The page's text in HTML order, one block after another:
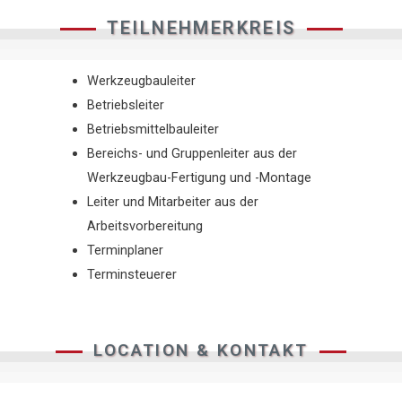
TEILNEHMERKREIS
Werkzeugbauleiter
Betriebsleiter
Betriebsmittelbauleiter
Bereichs- und Gruppenleiter aus der
Werkzeugbau-Fertigung und -Montage
Leiter und Mitarbeiter aus der
Arbeitsvorbereitung
Terminplaner
Terminsteuerer
LOCATION & KONTAKT